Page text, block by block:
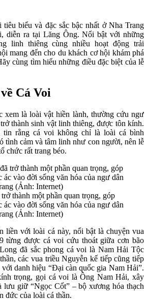
biểu và đặc sắc bậc nhất ở Nha Trang
diễn ra tại Lăng Ông. Nổi bật với những
linh thiêng cùng nhiều hoạt động trải
mang đến cho du khách cơ hội khám phá
cùng tìm hiểu những điều đặc biệt của lễ
Cá Voi
xem là loài vật hiền lành, thường cứu ngư
thành sinh vật linh thiêng, được tôn kính.
tin rằng cá voi không chỉ là loài cá bình
tình cảm và tâm linh như con người, nên lễ
chức rất trang béo.
thành một phần quan trọng, góp
ác vào đời sống văn hóa của ngư dân
(Ảnh: Internet)
liền với loài cá này, nổi bật là chuyện vua
từng được cá voi cứu thoát giữa cơn bão
đã sắc phong cá voi là Nam Hải Tộc
các vua triều Nguyễn kế tiếp cũng tiếp
danh hiệu “Đại càn quốc gia Nam Hải”.
trọng, gọi cá voi là Ông Nam Hải, xây
lưu giữ “Ngọc Cốt” – bộ xương hóa thạch
đức của loài cá thần.